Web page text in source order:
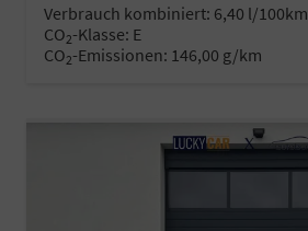
Verbrauch kombiniert: 6,40 l/100km
CO2-Klasse: E
CO2-Emissionen: 146,00 g/km